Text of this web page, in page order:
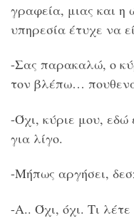
γραφεία, μιας και η
υπηρεσία έτυχε να
-Σας παρακαλώ, ο
τον βλέπω…
-Όχι, κύριε μου, εδώ
για λίγο.
-Μήπως αργήσει,
-Α.. Όχι, όχι. Τι